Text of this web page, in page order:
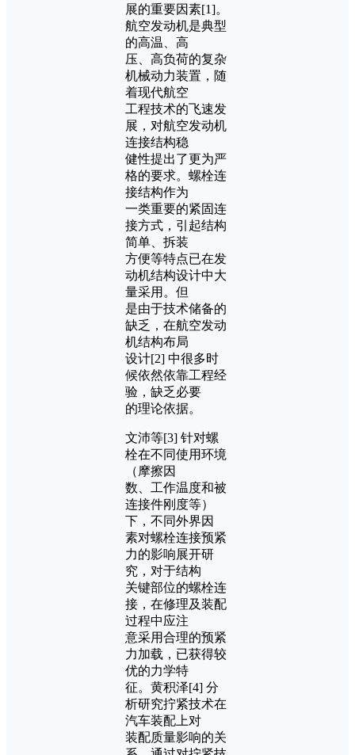
展的重要因素[1]。
航空发动机是典型
的高温、高
压、高负荷的复杂
机械动力装置，随
着现代航空
工程技术的飞速发
展，对航空发动机
连接结构稳
健性提出了更为严
格的要求。螺栓连
接结构作为
一类重要的紧固连
接方式，引起结构
简单、拆装
方便等特点已在发
动机结构设计中大
量采用。但
是由于技术储备的
缺乏，在航空发动
机结构布局
设计[2] 中很多时
候依然依靠工程经
验，缺乏必要
的理论依据。
文沛等[3] 针对螺
栓在不同使用环境
（摩擦因
数、工作温度和被
连接件刚度等）
下，不同外界因
素对螺栓连接预紧
力的影响展开研
究，对于结构
关键部位的螺栓连
接，在修理及装配
过程中应注
意采用合理的预紧
力加载，已获得较
优的力学特
征。黄积泽[4] 分
析研究拧紧技术在
汽车装配上对
装配质量影响的关